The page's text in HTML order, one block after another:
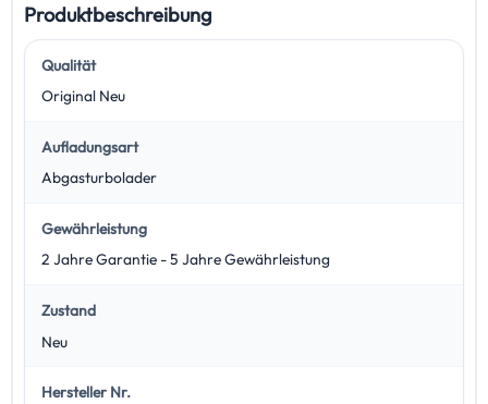
Produktbeschreibung
Qualität
Original Neu
Aufladungsart
Abgasturbolader
Gewährleistung
2 Jahre Garantie - 5 Jahre Gewährleistung
Zustand
Neu
Hersteller Nr.